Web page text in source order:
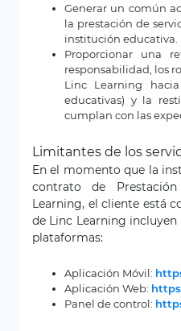
Generar un común
la prestación de
institución educativa.
Proporcionar una
responsabilidad, los
Linc Learning
educativas) y la
cumplan con las
Limitantes de los
En el momento que la
contrato de
Learning, el cliente está
de Linc Learning
plataformas:
Aplicación Móvil:
Aplicación Web:
Panel de control: